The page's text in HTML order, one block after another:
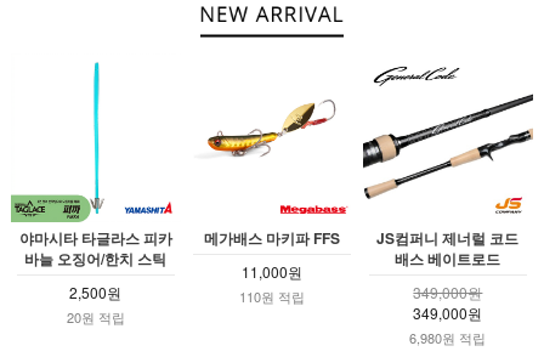
야마시타 타글라스 피카
바늘 오징어/한치 스틱
2,500원
20원 적립
메가배스 마키파 FFS
11,000원
110원 적립
JS컴퍼니 제너럴 코드
배스 베이트로드
349,000원
349,000원
6,980원 적립